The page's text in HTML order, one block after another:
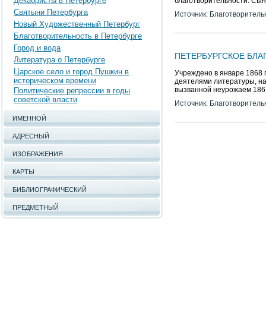
Святыни Петербурга
Новый Художественный Петербург
Благотворительность в Петербурге
Город и вода
Литература о Петербурге
Царское село и город Пушкин в
историческом времени
Политические репрессии в годы
советской власти
ИМЕННОЙ
АДРЕСНЫЙ
ИЗОБРАЖЕНИЯ
КАРТЫ
БИБЛИОГРАФИЧЕСКИЙ
ПРЕДМЕТНЫЙ
Источник:
ПЕТЕРБУРГСКОЕ
Учреждено в январе 1868
деятелями литературы,
вызванной неурожаем
Источник: